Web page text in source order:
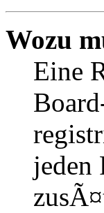
Wozu
Eine
jeden